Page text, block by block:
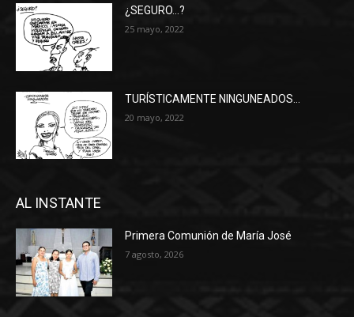
¿SEGURO…?
25 mayo, 2022
TURÍSTICAMENTE NINGUNEADOS…
20 mayo, 2022
AL INSTANTE
Primera Comunión de María José
7 agosto, 2026